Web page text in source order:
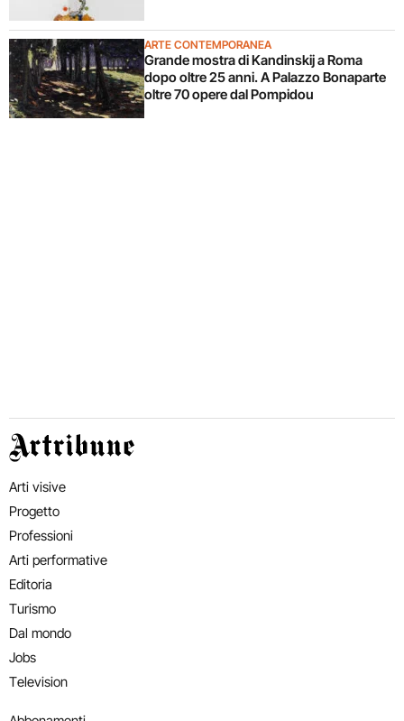
ARTE CONTEMPORANEA
Grande mostra di Kandinskij a Roma
dopo oltre 25 anni. A Palazzo Bonaparte
oltre 70 opere dal Pompidou
Artribune
Arti visive
Progetto
Professioni
Arti performative
Editoria
Turismo
Dal mondo
Jobs
Television